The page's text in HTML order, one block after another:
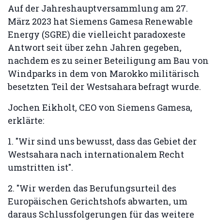
Auf der Jahreshauptversammlung am 27.
März 2023 hat Siemens Gamesa Renewable
Energy (SGRE) die vielleicht paradoxeste
Antwort seit über zehn Jahren gegeben,
nachdem es zu seiner Beteiligung am Bau von
Windparks in dem von Marokko militärisch
besetzten Teil der Westsahara befragt wurde.
Jochen Eikholt, CEO von Siemens Gamesa,
erklärte:
1. "Wir sind uns bewusst, dass das Gebiet der
Westsahara nach internationalem Recht
umstritten ist".
2. "Wir werden das Berufungsurteil des
Europäischen Gerichtshofs abwarten, um
daraus Schlussfolgerungen für das weitere